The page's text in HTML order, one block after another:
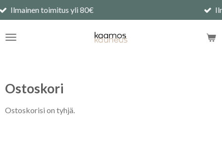
Siirry
pääsisältöön
yli 80€ Ilmainen nouto
Ostoskori
Ostoskorisi on tyhjä.